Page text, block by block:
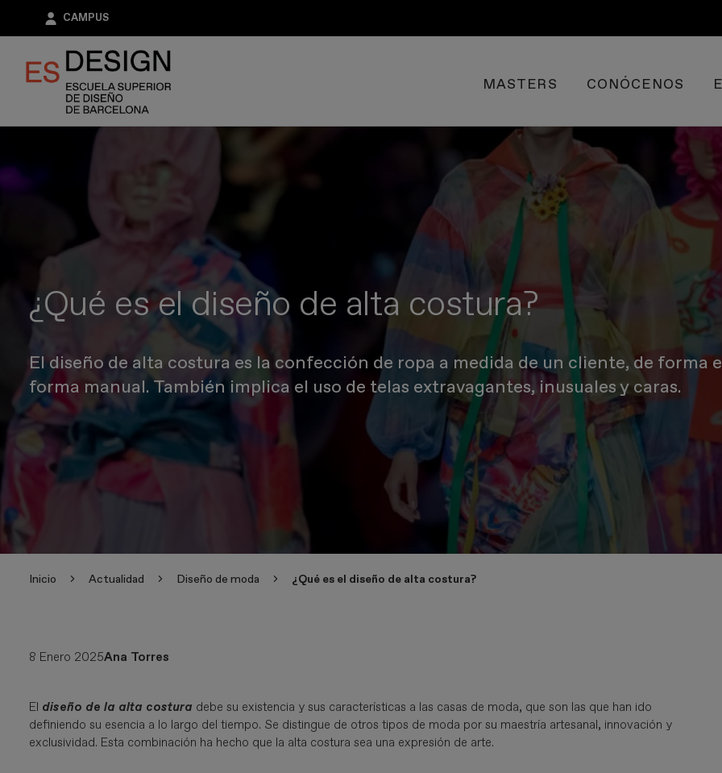
principal
CAMPUS
MASTERS CONÓCENOS
¿Qué es el diseño de alta costura?
El diseño de alta costura es la confección de ropa a medida de un cliente, de forma
forma manual. También implica el uso de telas extravagantes, inusuales y caras.
Inicio Actualidad Diseño de moda ¿Qué es el diseño de alta costura?
8 Enero 2025Ana Torres
El diseño de la alta costura debe su existencia y sus características a las casas de moda, que son las que han ido
definiendo su esencia a lo largo del tiempo. Se distingue de otros tipos de moda por su maestría artesanal, innovación y
exclusividad. Esta combinación ha hecho que la alta costura sea una expresión de arte.